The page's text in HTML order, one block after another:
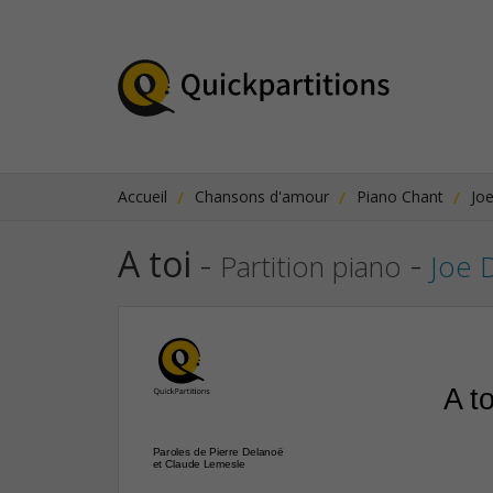
Accueil Chansons d'amour Piano Chant
A toi - Partition piano - Joe
A
Paroles de Pierre Delanoë
et Claude Lemesle